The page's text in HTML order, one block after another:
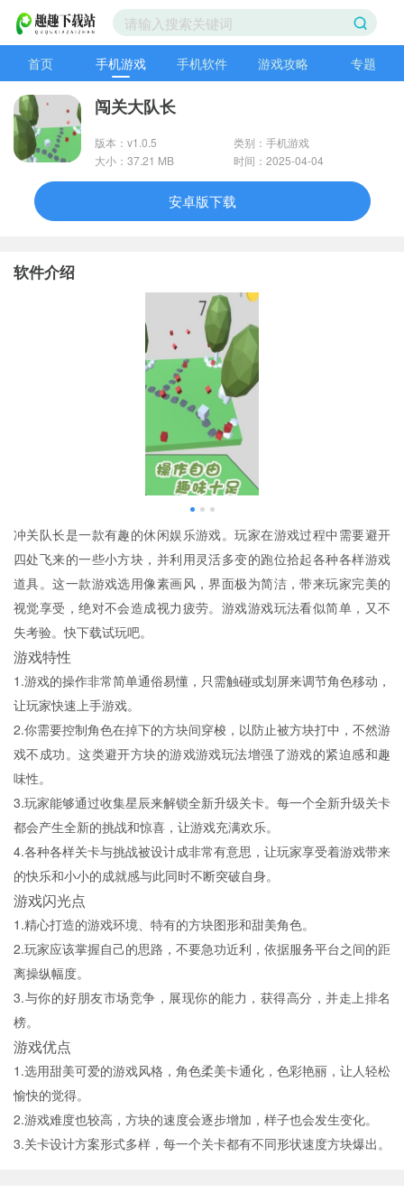
首页 手机游戏 手机软件 游戏攻略 专题
闯关大队长
版本：v1.0.5
类别：手机游戏
大小：37.21 MB
时间：2025-04-04
安卓版下载
软件介绍
冲关队长是一款有趣的休闲娱乐游戏。玩家在游戏过程中需要避开
四处飞来的一些小方块，并利用灵活多变的跑位拾起各种各样游戏
道具。这一款游戏选用像素画风，界面极为简洁，带来玩家完美的
视觉享受，绝对不会造成视力疲劳。游戏游戏玩法看似简单，又不
失考验。快下载试玩吧。
游戏特性
1.游戏的操作非常简单通俗易懂，只需触碰或划屏来调节角色移动，
让玩家快速上手游戏。
2.你需要控制角色在掉下的方块间穿梭，以防止被方块打中，不然游
戏不成功。这类避开方块的游戏游戏玩法增强了游戏的紧迫感和趣
味性。
3.玩家能够通过收集星辰来解锁全新升级关卡。每一个全新升级关卡
都会产生全新的挑战和惊喜，让游戏充满欢乐。
4.各种各样关卡与挑战被设计成非常有意思，让玩家享受着游戏带来
的快乐和小小的成就感与此同时不断突破自身。
游戏闪光点
1.精心打造的游戏环境、特有的方块图形和甜美角色。
2.玩家应该掌握自己的思路，不要急功近利，依据服务平台之间的距
离操纵幅度。
3.与你的好朋友市场竞争，展现你的能力，获得高分，并走上排名
榜。
游戏优点
1.选用甜美可爱的游戏风格，角色柔美卡通化，色彩艳丽，让人轻松
愉快的觉得。
2.游戏难度也较高，方块的速度会逐步增加，样子也会发生变化。
3.关卡设计方案形式多样，每一个关卡都有不同形状速度方块爆出。